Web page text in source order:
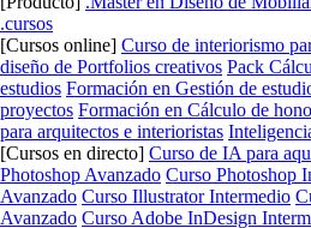
.cursos
[Cursos online] Curso de interiorismo
diseño de Portfolios creativos Pack
estudios Formación en Gestión de
proyectos Formación en Cálculo de
para arquitectos e interioristas
[Cursos en directo] Curso de IA para
Photoshop Avanzado Curso Photoshop
Avanzado Curso Illustrator Intermedio
Avanzado Curso Adobe InDesign